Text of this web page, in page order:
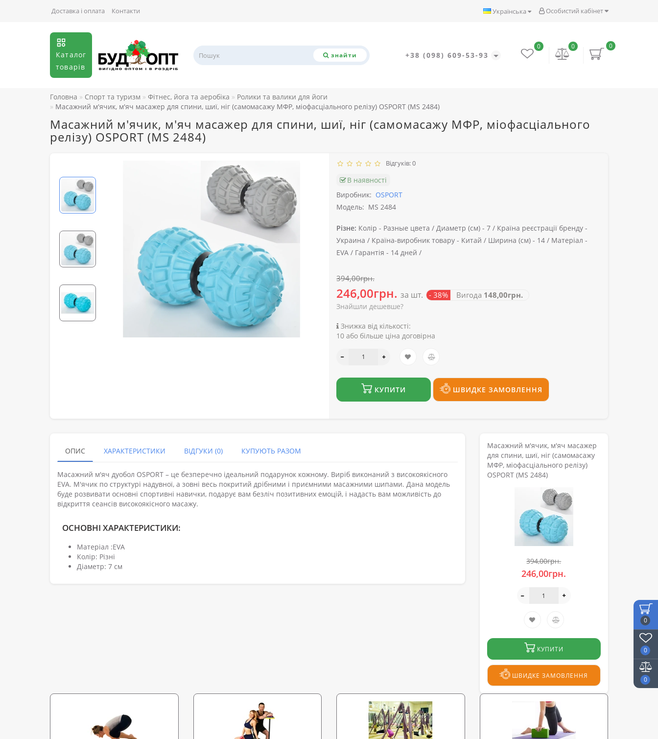
0
0
0
Особистий кабінет
Українська
Доставка і оплата Контакти
Каталог
товарів
знайти +38 (098) 609-53-93
0
0
0
Головна Спорт та туризм Фітнес, йога та аеробіка
Ролики та валики для йоги
Масажний м'ячик, м'яч масажер для спини, шиї, ніг (самомасажу МФР, міофасціального релізу) OSPORT (MS 2484)
Масажний м'ячик, м'яч масажер для спини, шиї, ніг (самомасажу МФР, міофасціального
релізу) OSPORT (MS 2484)
Відгуків: 0
В наявності
Виробник: OSPORT
Модель: MS 2484
Різне: Колір - Разные цвета / Диаметр (см) - 7 / Країна реєстрації бренду -
Украина / Країна-виробник товару - Китай / Ширина (см) - 14 / Матеріал -
EVA / Гарантія - 14 дней /
394,00грн.
246,00грн. за шт. - 38% Вигода 148,00грн.
Знайшли дешевше?
Знижка від кількості:
10 або більше ціна договірна
КУПИТИ ШВИДКЕ ЗАМОВЛЕННЯ
ОПИС ХАРАКТЕРИСТИКИ ВІДГУКИ (0) КУПУЮТЬ РАЗОМ
Масажний м'яч дуобол OSPORT – це безперечно ідеальний подарунок кожному. Виріб виконаний з високоякісного
EVA. М'ячик по структурі надувної, а зовні весь покритий дрібними і приємними масажними шипами. Дана модель
буде розвивати основні спортивні навички, подарує вам безліч позитивних емоцій, і надасть вам можливість до
відкриття сеансів високоякісного масажу.
ОСНОВНІ ХАРАКТЕРИСТИКИ:
Матеріал :EVA
Колір: Різні
Діаметр: 7 см
Масажний м'ячик, м'яч масажер
для спини, шиї, ніг (самомасажу
МФР, міофасціального релізу)
OSPORT (MS 2484)
394,00грн.
246,00грн.
КУПИТИ
ШВИДКЕ ЗАМОВЛЕННЯ